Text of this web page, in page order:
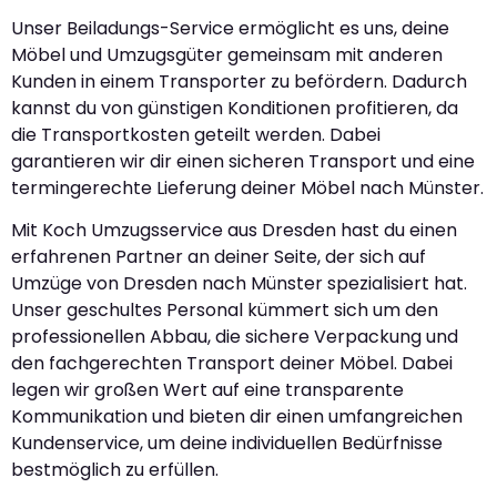
Unser Beiladungs-Service ermöglicht es uns, deine
Möbel und Umzugsgüter gemeinsam mit anderen
Kunden in einem Transporter zu befördern. Dadurch
kannst du von günstigen Konditionen profitieren, da
die Transportkosten geteilt werden. Dabei
garantieren wir dir einen sicheren Transport und eine
termingerechte Lieferung deiner Möbel nach Münster.
Mit Koch Umzugsservice aus Dresden hast du einen
erfahrenen Partner an deiner Seite, der sich auf
Umzüge von Dresden nach Münster spezialisiert hat.
Unser geschultes Personal kümmert sich um den
professionellen Abbau, die sichere Verpackung und
den fachgerechten Transport deiner Möbel. Dabei
legen wir großen Wert auf eine transparente
Kommunikation und bieten dir einen umfangreichen
Kundenservice, um deine individuellen Bedürfnisse
bestmöglich zu erfüllen.